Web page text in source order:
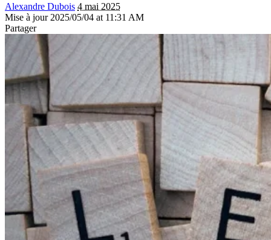
Alexandre Dubois 4 mai 2025
Mise à jour 2025/05/04 at 11:31 AM
Partager